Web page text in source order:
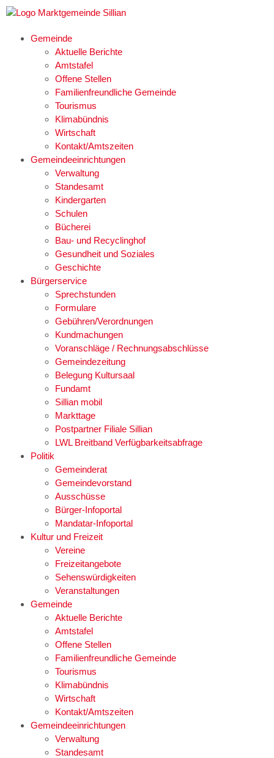
Gemeinde
Aktuelle Berichte
Amtstafel
Offene Stellen
Familienfreundliche Gemeinde
Tourismus
Klimabündnis
Wirtschaft
Kontakt/Amtszeiten
Gemeindeeinrichtungen
Verwaltung
Standesamt
Kindergarten
Schulen
Bücherei
Bau- und Recyclinghof
Gesundheit und Soziales
Geschichte
Bürgerservice
Sprechstunden
Formulare
Gebühren/Verordnungen
Kundmachungen
Voranschläge / Rechnungsabschlüsse
Gemeindezeitung
Belegung Kultursaal
Fundamt
Sillian mobil
Markttage
Postpartner Filiale Sillian
LWL Breitband Verfügbarkeitsabfrage
Politik
Gemeinderat
Gemeindevorstand
Ausschüsse
Bürger-Infoportal
Mandatar-Infoportal
Kultur und Freizeit
Vereine
Freizeitangebote
Sehenswürdigkeiten
Veranstaltungen
Gemeinde
Aktuelle Berichte
Amtstafel
Offene Stellen
Familienfreundliche Gemeinde
Tourismus
Klimabündnis
Wirtschaft
Kontakt/Amtszeiten
Gemeindeeinrichtungen
Verwaltung
Standesamt